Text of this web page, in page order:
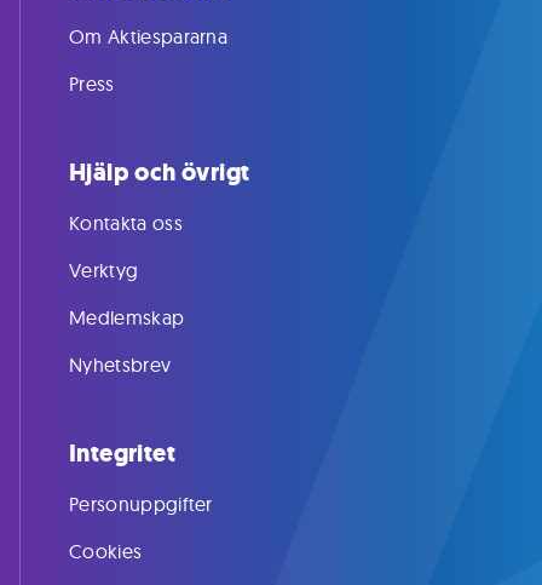
Om Aktiespararna
Press
Hjälp och övrigt
Kontakta oss
Verktyg
Medlemskap
Nyhetsbrev
Integritet
Personuppgifter
Cookies